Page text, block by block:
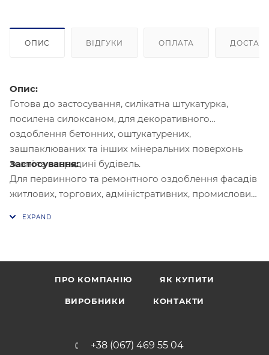
ОПИС ВІДГУКИ ОПЛАТА
Опис:
Готова до застосування, силікатна штукатурка,
посилена силоксаном, для декоративного
оздоблення бетонних, оштукатурених,
зашпаклюваних та інших мінеральних поверхонь
зовні та всередині будівель.
Застосування:
Для первинного та ремонтного оздоблення фасадів
житлових, торгових, адміністративних, промислових
2,7-3,0 кг/м²
ПРО КОМПАНІЮ ЯК КУПИТИ
ВИРОБНИКИ КОНТАКТИ
+38 (067) 469 55 04